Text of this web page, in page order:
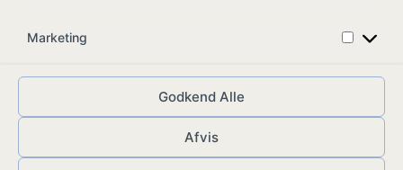
Marketing
Godkend Alle
Afvis
CVR: 41008547
© ungkult.dk - 2026 Allieret– din partner i